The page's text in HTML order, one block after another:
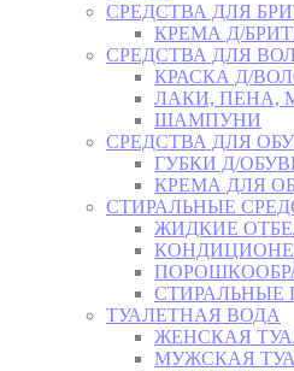
СРЕДСТВА ДЛЯ
КРЕМА Д/
СРЕДСТВА ДЛЯ
КРАСКА Д/
ЛАКИ, ПЕНА,
ШАМПУНИ
СРЕДСТВА ДЛЯ
ГУБКИ Д/
КРЕМА ДЛЯ
СТИРАЛЬНЫЕ
ЖИДКИЕ
СТИРАЛЬНЫЕ
ТУАЛЕТНАЯ ВОДА
ЖЕНСКАЯ
МУЖСКАЯ